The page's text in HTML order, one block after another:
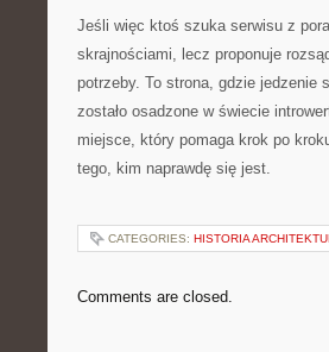
Jeśli więc ktoś szuka serwisu z
skrajnościami, lecz proponuje
potrzeby. To strona, gdzie jedzenie
zostało osadzone w świecie
miejsce, który pomaga krok po
tego, kim naprawdę się jest.
CATEGORIES: HISTORIA
Comments are closed.